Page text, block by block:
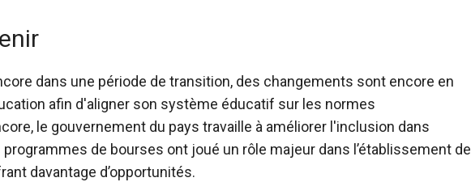
dans une période de transition, des changements sont encore en
afin d'aligner son système éducatif sur les normes
le gouvernement du pays travaille à améliorer l'inclusion dans
de bourses ont joué un rôle majeur dans l’établissement de
davantage d’opportunités.